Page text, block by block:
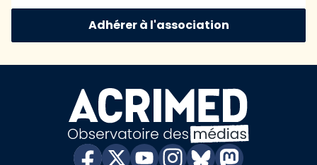
Adhérer à l'association